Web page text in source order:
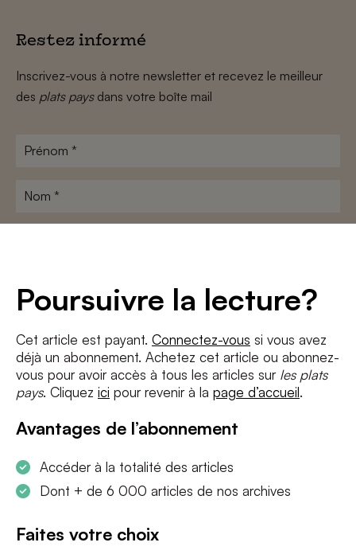
Poursuivre la lecture?
Cet article est payant. Connectez-vous si vous avez
déjà un abonnement. Achetez cet article ou abonnez-
vous pour avoir accès à tous les articles sur les plats
pays. Cliquez ici pour revenir à la page d’accueil.
Avantages de l’abonnement
Accéder à la totalité des articles
Dont + de 6 000 articles de nos archives
Faites votre choix
Restez informé
Inscrivez-vous à notre newsletter et recevez le meilleur
des plats paysdans votre boîte mail
Prénom
Nom
J'accepte les termes et conditions etla politique de confidentialité
S'INSCRIRE